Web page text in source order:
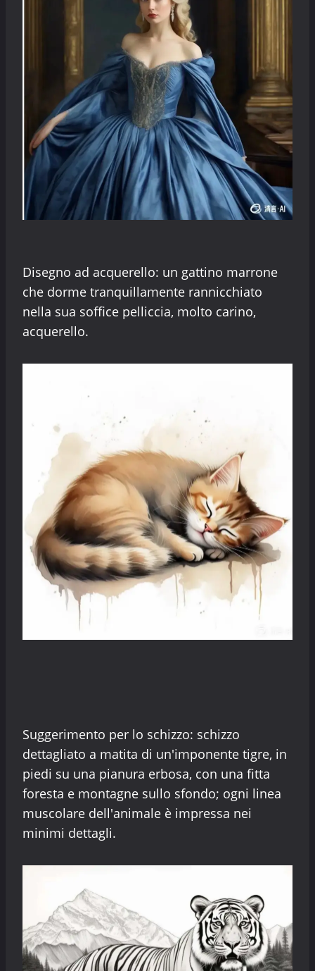
Disegno ad acquerello: un gattino marrone
che dorme tranquillamente rannicchiato
nella sua soffice pelliccia, molto carino,
acquerello.
Suggerimento per lo schizzo: schizzo
dettagliato a matita di un'imponente tigre, in
piedi su una pianura erbosa, con una fitta
foresta e montagne sullo sfondo; ogni linea
muscolare dell'animale è impressa nei
minimi dettagli.